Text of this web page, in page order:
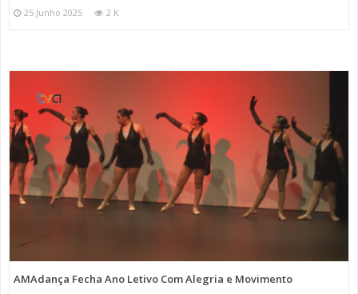
25 Junho 2025 2 K
AMAdança Fecha Ano Letivo Com Alegria e Movimento